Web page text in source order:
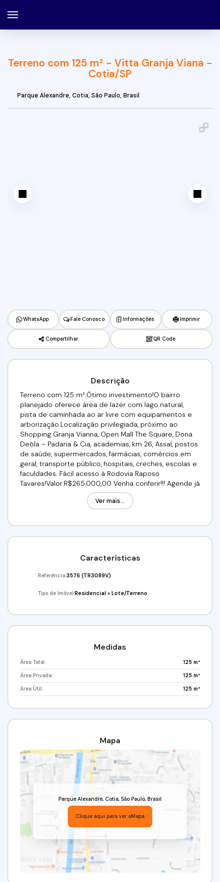
Terreno com 125 m² - Vitta Granja Viana -
Cotia/SP
Parque Alexandre, Cotia, São Paulo, Brasil
WhatsApp Fale Conosco Informações Imprimir
Compartilhar QR Code
Descrição
Terreno com 125 m².Ótimo investimento!O bairro
planejado oferece área de lazer com lago natural,
pista de caminhada ao ar livre com equipamentos e
arborização.Localização privilegiada, próximo ao
Shopping Granja Vianna, Open Mall The Square, Dona
Deôla – Padaria & Cia, academias, km 26, Assaí, postos
de saúde, supermercados, farmácias, comércios em
geral, transporte público, hospitais, creches, escolas e
faculdades. Fácil acesso à Rodovia Raposo
Tavares!Valor:R$265.000,00 Venha conferir!!! Agende já
a sua visita!(11) 91359-7440 / (11) 4243-7733Imobiliária
Alfa Negócios.CRECI: 34.726-J
Ver mais...
Características
Referência:3576 (TR3089V)
Tipo de Imóvel:Residencial »Lote/Terreno
Medidas
Área Total: 125 m²
Área Privada: 125 m²
Área Útil: 125 m²
Mapa
Parque Alexandre, Cotia, São Paulo, Brasil
Clique aqui para ver oMapa